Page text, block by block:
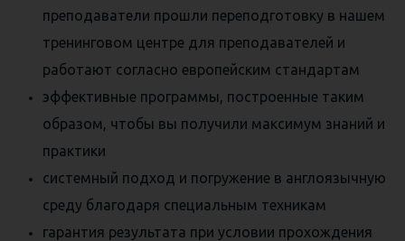
преподаватели прошли переподготовку в нашем
тренинговом центре для преподавателей и
работают согласно европейским стандартам
эффективные программы, построенные таким
образом, чтобы вы получили максимум знаний и
практики
системный подход и погружение в англоязычную
среду благодаря специальным техникам
гарантия результата при условии прохождения